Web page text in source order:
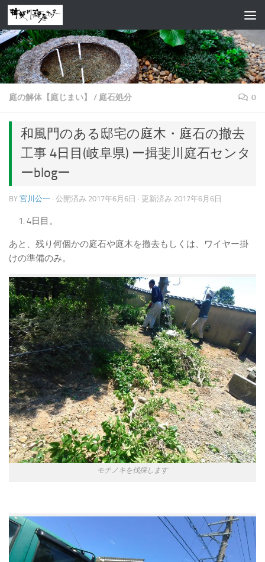
コンテンツへスキップ
庭の解体【庭じまい】 / 庭石処分 0
和風門のある邸宅の庭木・庭石の撤去
工事 4日目(岐阜県) ー揖斐川庭石センタ
ーblogー
BY 宮川公一 · 公開済み 2017年6月6日 · 更新済み 2017年6月6日
4日目。
あと、残り何個かの庭石や庭木を撤去もしくは、ワイヤー掛
けの準備のみ。
モチノキを伐採します